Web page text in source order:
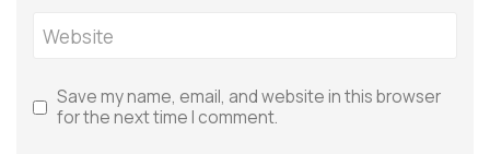
Website
Save my name, email, and website in this browser
for the next time I comment.